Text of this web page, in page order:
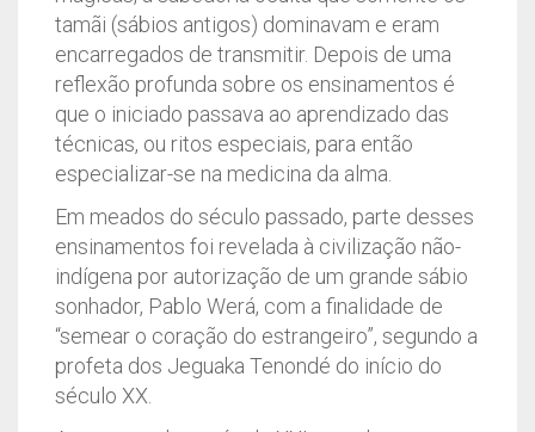
tamãi (sábios antigos) dominavam e eram
encarregados de transmitir. Depois de uma
reflexão profunda sobre os ensinamentos é
que o iniciado passava ao aprendizado das
técnicas, ou ritos especiais, para então
especializar-se na medicina da alma.
Em meados do século passado, parte desses
ensinamentos foi revelada à civilização não-
indígena por autorização de um grande sábio
sonhador, Pablo Werá, com a finalidade de
“semear o coração do estrangeiro”, segundo a
profeta dos Jeguaka Tenondé do início do
século XX.